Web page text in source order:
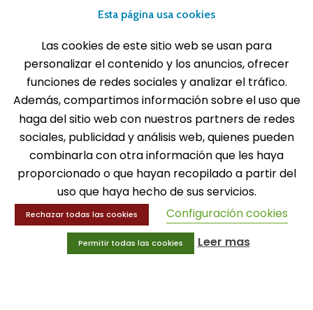
SOLICITA INFORMACIÓN
MENÚ
Balones
Deportes
Educación física
Entrenamiento y educación física
Esta página usa cookies
Las cookies de este sitio web se usan para
personalizar el contenido y los anuncios, ofrecer
funciones de redes sociales y analizar el tráfico.
Además, compartimos información sobre el uso que
haga del sitio web con nuestros partners de redes
sociales, publicidad y análisis web, quienes pueden
combinarla con otra información que les haya
proporcionado o que hayan recopilado a partir del
uso que haya hecho de sus servicios.
Rechazar todas las cookies Configuración cookies
Permitir todas las cookies Leer mas